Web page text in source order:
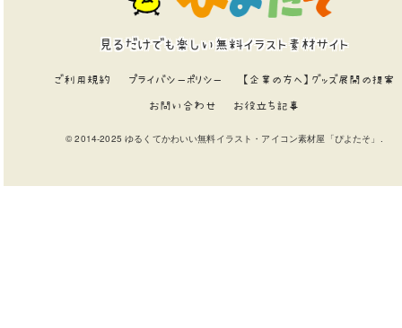
見るだけでも楽しい無料イラスト素材サイト
ご利用規約 プライバシーポリシー 【企業の方へ】グッズ展開の提案
お問い合わせ お役立ち記事
© 2014-2025 ゆるくてかわいい無料イラスト・アイコン素材屋「ぴよたそ」.